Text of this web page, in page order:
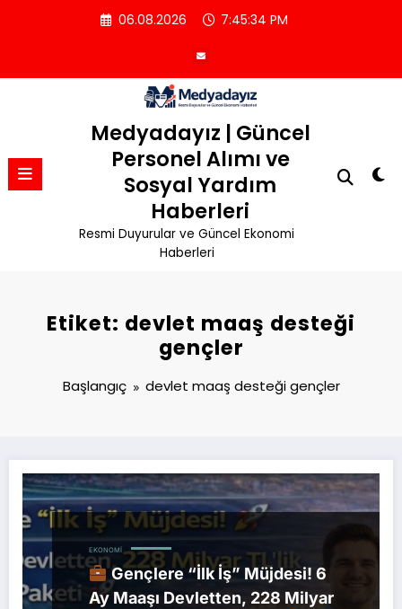
06.08.2026 7:45:34 PM
Medyadayız | Güncel
Personel Alımı ve
Sosyal Yardım
Haberleri
Resmi Duyurular ve Güncel Ekonomi
Haberleri
Etiket: devlet maaş desteği
gençler
Başlangıç devlet maaş desteği gençler
EKONOMI
Gençlere “İlk İş” Müjdesi! 6
Ay Maaşı Devletten, 228 Milyar